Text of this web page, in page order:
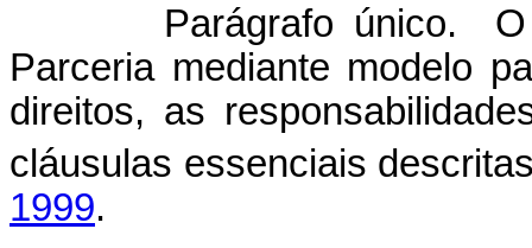
Parágrafo único. O
Parceria mediante modelo
direitos, as
cláusulas essenciais
1999.